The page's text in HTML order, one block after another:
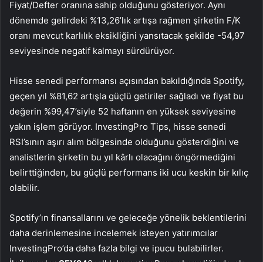
Fiyat/Defter oranına sahip olduğunu gösteriyor. Aynı
dönemde gelirdeki %13,26’lık artışa rağmen şirketin F/K
oranı mevcut karlılık eksikliğini yansıtacak şekilde -54,97
seviyesinde negatif kalmayı sürdürüyor.
Hisse senedi performansı açısından bakıldığında Spotify,
geçen yıl %81,62 artışla güçlü getiriler sağladı ve fiyat bu
değerin %99,47’siyle 52 haftanın en yüksek seviyesine
yakın işlem görüyor. InvestingPro Tips, hisse senedi
RSI’sının aşırı alım bölgesinde olduğunu gösterdiğini ve
analistlerin şirketin bu yıl kârlı olacağını öngörmediğini
belirttiğinden, bu güçlü performans iki ucu keskin bir kılıç
olabilir.
Spotify’ın finansallarını ve geleceğe yönelik beklentilerini
daha derinlemesine incelemek isteyen yatırımcılar
InvestingPro’da daha fazla bilgi ve ipucu bulabilirler.